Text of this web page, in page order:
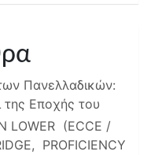
Πανελλαδικών:
της Εποχής του
(ECCE /
PROFICIENCY